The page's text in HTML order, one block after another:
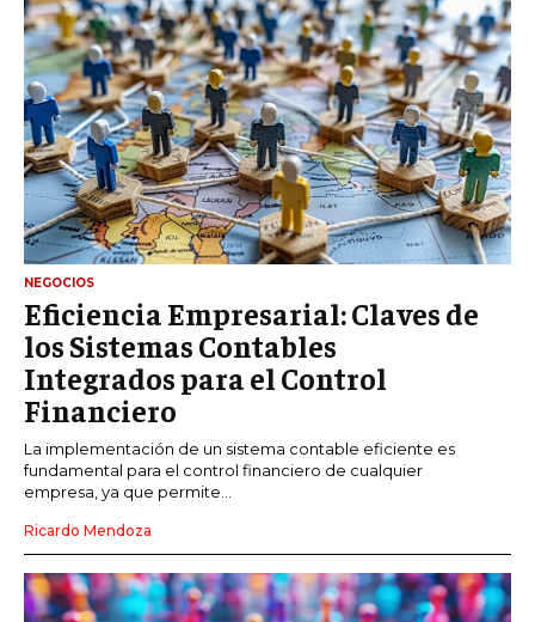
NEGOCIOS
Eficiencia Empresarial: Claves de
los Sistemas Contables
Integrados para el Control
Financiero
La implementación de un sistema contable eficiente es
fundamental para el control financiero de cualquier
empresa, ya que permite...
Ricardo Mendoza